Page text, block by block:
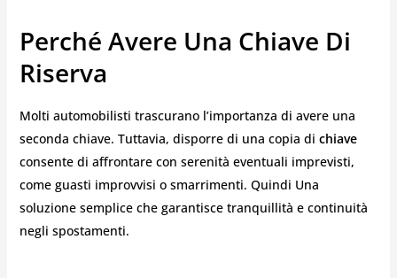
Perché Avere Una Chiave Di
Riserva
Molti automobilisti trascurano l’importanza di avere una
seconda chiave. Tuttavia, disporre di una copia di chiave
consente di affrontare con serenità eventuali imprevisti,
come guasti improvvisi o smarrimenti. Quindi Una
soluzione semplice che garantisce tranquillità e continuità
negli spostamenti.